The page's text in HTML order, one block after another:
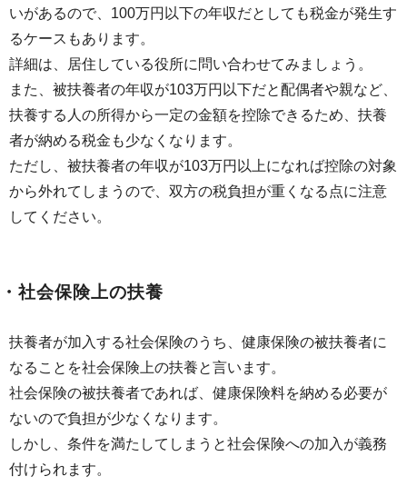
いがあるので、100万円以下の年収だとしても税金が発生す
るケースもあります。
詳細は、居住している役所に問い合わせてみましょう。
また、被扶養者の年収が103万円以下だと配偶者や親など、
扶養する人の所得から一定の金額を控除できるため、扶養
者が納める税金も少なくなります。
ただし、被扶養者の年収が103万円以上になれば控除の対象
から外れてしまうので、双方の税負担が重くなる点に注意
してください。
・社会保険上の扶養
扶養者が加入する社会保険のうち、健康保険の被扶養者に
なることを社会保険上の扶養と言います。
社会保険の被扶養者であれば、健康保険料を納める必要が
ないので負担が少なくなります。
しかし、条件を満たしてしまうと社会保険への加入が義務
付けられます。